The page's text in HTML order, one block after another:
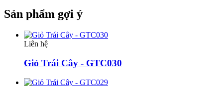
Sản phẩm gợi ý
Liên hệ
Giỏ Trái Cây - GTC030